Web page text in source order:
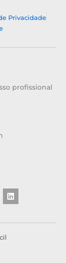
Privacidade
profissional
Linkedin